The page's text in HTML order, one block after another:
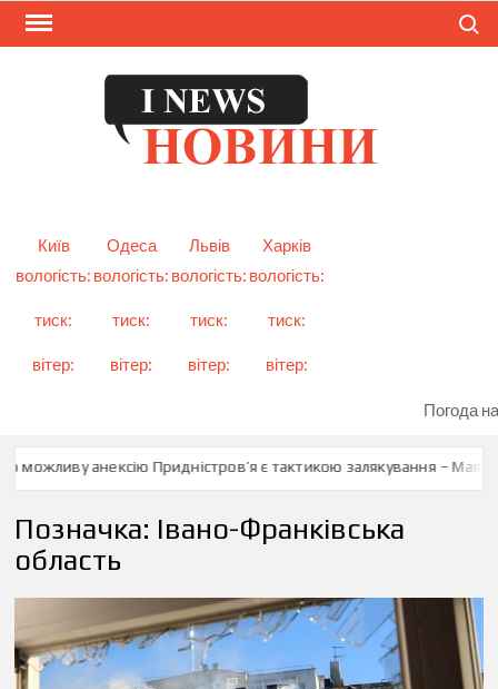
Skip
Київ
Одеса Львів
Харків
вологість:
тиск:
вітер:
вологість:
тиск:
вітер:
вологість:
тиск:
вітер:
вологість:
тиск:
вітер:
Погода
можливу анексію Придністров’я є тактикою залякування – Мая
Позначка: Івано-Франківська
область